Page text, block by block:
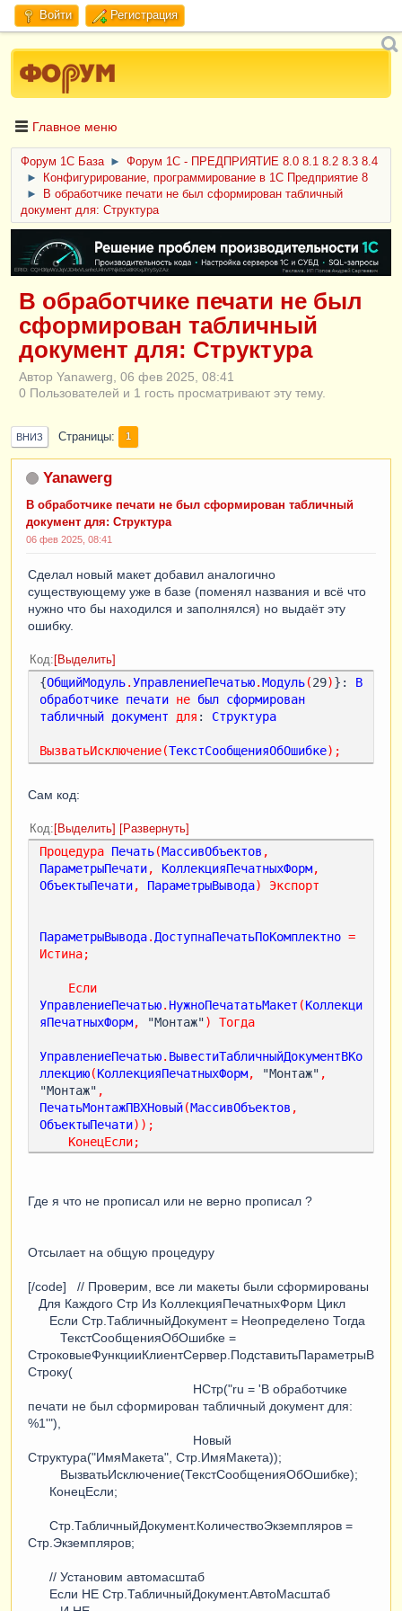
Войти Регистрация
Главное меню
Форум 1C База ►
Форум 1С - ПРЕДПРИЯТИЕ 8.0 8.1 8.2 8.3 8.4
►
Конфигурирование, программирование в 1С Предприятие 8
►
В обработчике печати не был сформирован табличный
документ для: Структура
ERID: CQH36pWzJqVJD4xVLsnhcU4hVPNjkBZe8KKxjJiYySyZAz
В обработчике печати не был
сформирован табличный
документ для: Структура
Автор Yanawerg, 06 фев 2025, 08:41
0 Пользователей и 1 гость просматривают эту тему.
ВНИЗ Страницы 1
Yanawerg
В обработчике печати не был сформирован табличный
документ для: Структура
06 фев 2025, 08:41
Сделал новый макет добавил аналогично
существующему уже в базе (поменял названия и всё что
нужно что бы находился и заполнялся) но выдаёт эту
ошибку.
Код Выделить
{ОбщийМодуль.УправлениеПечатью.Модуль(29)}: В
обработчике печати не был сформирован
табличный документ для : Структура
ВызватьИсключение(ТекстСообщенияОбОшибке);
Сам код:
Код Выделить Развернуть
Процедура Печать(МассивОбъектов ,
ПараметрыПечати, КоллекцияПечатныхФорм,
ОбъектыПечати, ПараметрыВывода) Экспорт
ПараметрыВывода. ДоступнаПечатьПоКомплектно =
Истина;
Если
УправлениеПечатью. НужноПечататьМакет (Коллекци
яПечатныхФорм, "Монтаж") Тогда
УправлениеПечатью. ВывестиТабличныйДокументВКо
ллекцию(КоллекцияПечатныхФорм, "Монтаж" ,
"Монтаж" ,
ПечатьМонтажПВХНовый(МассивОбъектов ,
ОбъектыПечати));
КонецЕсли;
Функция ПечатьМонтажПВХНовый (ТабДок ,
"Монтаж";
Запрос
= Новый Запрос;
Запрос Текст =
    "ВЫБРАТЬ
                      |
МонтажИзделияИзПВХНовый.Ссылка
                      |
МонтажИзделияИзПВХНовый
                      |
МонтажИзделияИзПВХНовый .Дата ,
МонтажИзделияИзПВХНовый.ЗаказПокупателя
                      |
МонтажИзделияИзПВХНовый.СуммаПремии,
                      |
МонтажИзделияИзПВХНовый
МонтажИзделияИзПВХНовый
риалов ,
Где я что не прописал или не верно прописал ?
Отсылает на общую процедуру
[/code] // Проверим, все ли макеты были сформированы
Для Каждого Стр Из КоллекцияПечатныхФорм Цикл
Если Стр.ТабличныйДокумент = Неопределено Тогда
ТекстСообщенияОбОшибке =
СтроковыеФункцииКлиентСервер.ПодставитьПараметрыВ
Строку(
НСтр("ru = 'В обработчике
печати не был сформирован табличный документ для:
%1'"),
Новый
Структура("ИмяМакета", Стр.ИмяМакета));
ВызватьИсключение(ТекстСообщенияОбОшибке);
КонецЕсли;
Стр.ТабличныйДокумент.КоличествоЭкземпляров =
Стр.Экземпляров;
// Установим автомасштаб
Если НЕ Стр.ТабличныйДокумент.АвтоМасштаб